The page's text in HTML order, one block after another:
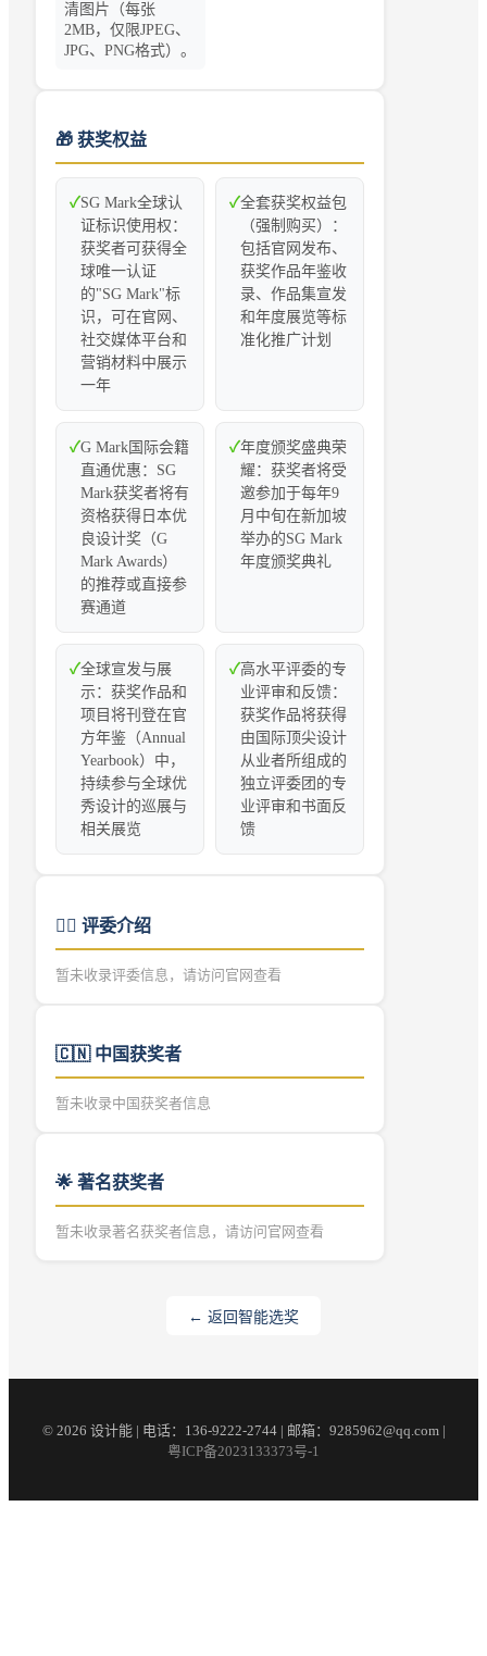
清图片（每张
2MB，仅限JPEG、
JPG、PNG格式）。
🎁 获奖权益
✓SG Mark全球认
证标识使用权：
获奖者可获得全
球唯一认证
的"SG Mark"标
识，可在官网、
社交媒体平台和
营销材料中展示
一年
✓全套获奖权益包
（强制购买）：
包括官网发布、
获奖作品年鉴收
录、作品集宣发
和年度展览等标
准化推广计划
✓G Mark国际会籍
直通优惠：SG
Mark获奖者将有
资格获得日本优
良设计奖（G
Mark Awards）
的推荐或直接参
赛通道
✓年度颁奖盛典荣
耀：获奖者将受
邀参加于每年9
月中旬在新加坡
举办的SG Mark
年度颁奖典礼
✓全球宣发与展
示：获奖作品和
项目将刊登在官
方年鉴（Annual
Yearbook）中，
持续参与全球优
秀设计的巡展与
相关展览
✓高水平评委的专
业评审和反馈：
获奖作品将获得
由国际顶尖设计
从业者所组成的
独立评委团的专
业评审和书面反
馈
👨‍⚖️ 评委介绍
暂未收录评委信息，请访问官网查看
🇨🇳 中国获奖者
暂未收录中国获奖者信息
🌟 著名获奖者
暂未收录著名获奖者信息，请访问官网查看
← 返回智能选奖
© 2026 设计能 | 电话：136-9222-2744 | 邮箱：9285962@qq.com |
粤ICP备2023133373号-1